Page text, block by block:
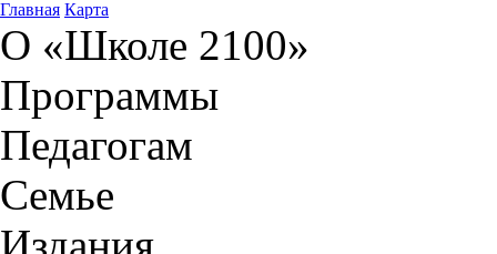
Главная Карта
О «Школе 2100»
Программы
Педагогам
Семье